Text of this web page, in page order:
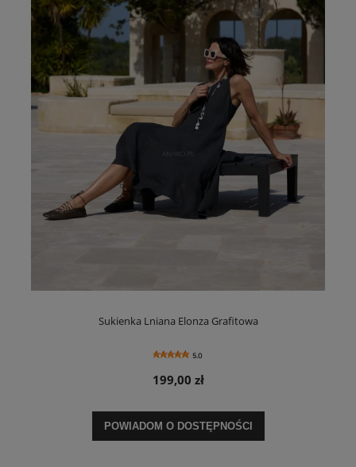
Sukienka Lniana Elonza Grafitowa
5.0
199,00 zł
POWIADOM O DOSTĘPNOŚCI